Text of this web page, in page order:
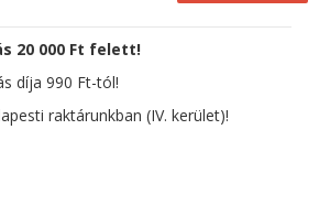
20 000 Ft felett!
díja 990 Ft-tól!
raktárunkban (IV. kerület)!